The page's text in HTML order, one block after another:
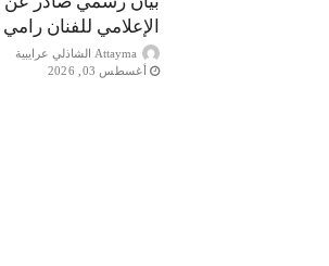
الإعلامي للفنان
Attayma الشاذلي عرايبية
أغسطس 03, 2026